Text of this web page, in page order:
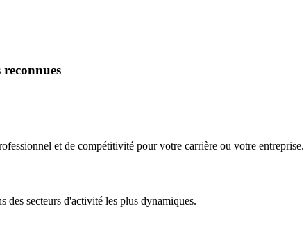
reconnues
et de compétitivité pour votre carrière ou votre entreprise.
des secteurs d'activité les plus dynamiques.